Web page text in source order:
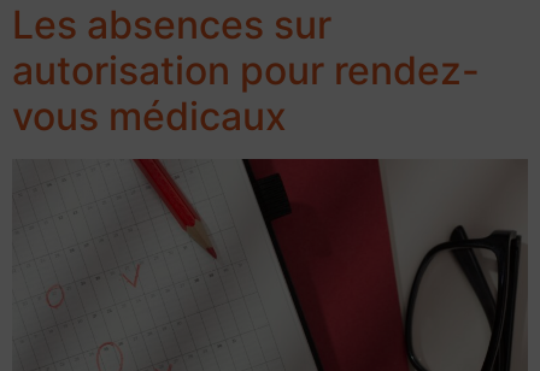
Les absences sur
autorisation pour rendez-
vous médicaux